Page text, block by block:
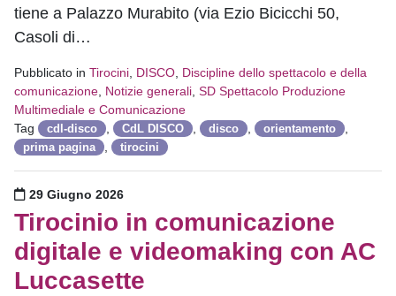
tiene a Palazzo Murabito (via Ezio Bicicchi 50,
Casoli di…
Pubblicato in Tirocini DISCO Discipline dello spettacolo e della
comunicazione Notizie generali SD Spettacolo Produzione
Multimediale e Comunicazione
Tag
cdl-disco CdL DISCO disco orientamento
prima pagina tirocini
Pubblicato il
29 Giugno 2026
Tirocinio in comunicazione
digitale e videomaking con AC
Luccasette